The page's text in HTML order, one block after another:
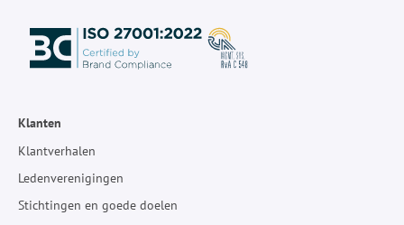
Klanten
Klantverhalen
Ledenverenigingen
Stichtingen en goede doelen